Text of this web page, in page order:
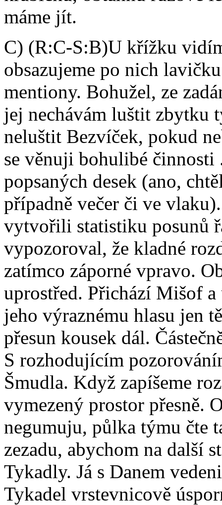
máme jít.
C) (R:C-S:B)U křížku
obsazujeme po nich
mentiony. Bohužel, ze
jej nechávám luštit zbytku
neluštit Bezvíček, pokud
se věnuji bohulibé činnosti
popsaných desek (ano,
případně večer či ve
vytvořili statistiku posunů
vypozoroval, že kladné
zatímco záporné vpravo.
uprostřed. Přichází Mišof
jeho výraznému hlasu jen
přesun kousek dál.
S rozhodujícím
Šmudla. Když zapíšeme
vymezený prostor přesně.
negumuju, půlka týmu čte
zezadu, abychom na další
Tykadly. Já s Danem
Tykadel vrstevnicově